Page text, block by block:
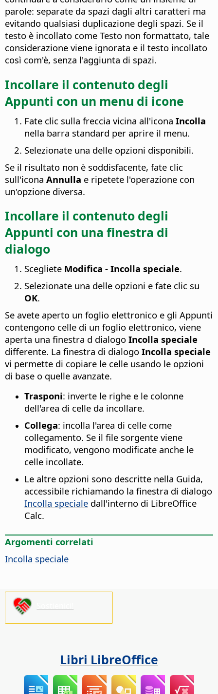
parole: separate da spazi dagli altri caratteri ma
evitando qualsiasi duplicazione degli spazi. Se il
testo è incollato come Testo non formattato, tale
considerazione viene ignorata e il testo incollato
così com'è, senza l'aggiunta di spazi.
Incollare il contenuto degli
Appunti con un menu di icone
Fate clic sulla freccia vicina all'icona Incolla
nella barra standard per aprire il menu.
Selezionate una delle opzioni disponibili.
Se il risultato non è soddisfacente, fate clic
sull'icona Annulla e ripetete l'operazione con
un'opzione diversa.
Incollare il contenuto degli
Appunti con una finestra di
dialogo
Scegliete Modifica - Incolla speciale.
Selezionate una delle opzioni e fate clic su
OK.
Se avete aperto un foglio elettronico e gli Appunti
contengono celle di un foglio elettronico, viene
aperta una finestra d dialogo Incolla speciale
differente. La finestra di dialogo Incolla speciale
vi permette di copiare le celle usando le opzioni
di base o quelle avanzate.
Trasponi: inverte le righe e le colonne
dell'area di celle da incollare.
Collega: incolla l'area di celle come
collegamento. Se il file sorgente viene
modificato, vengono modificate anche le
celle incollate.
Le altre opzioni sono descritte nella Guida,
accessibile richiamando la finestra di dialogo
Incolla speciale dall'interno di LibreOffice
Calc.
Argomenti correlati
Incolla speciale
Libri LibreOffice